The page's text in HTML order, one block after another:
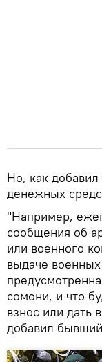
Но, как
денежных
"Например,
сообщения об
или военного
выдаче
сомони, и что
взнос или дать
добавил